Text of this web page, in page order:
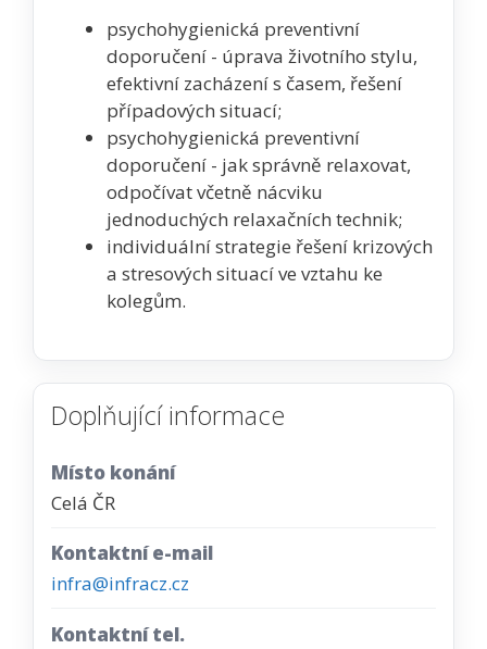
psychohygienická preventivní
doporučení - úprava životního stylu,
efektivní zacházení s časem, řešení
případových situací;
psychohygienická preventivní
doporučení - jak správně relaxovat,
odpočívat včetně nácviku
jednoduchých relaxačních technik;
individuální strategie řešení krizových
a stresových situací ve vztahu ke
kolegům.
Doplňující informace
Místo konání
Celá ČR
Kontaktní e-mail
infra@infracz.cz
Kontaktní tel.